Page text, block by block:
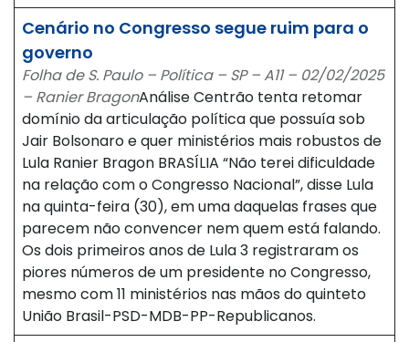
Cenário no Congresso segue ruim para o
governo
Folha de S. Paulo – Política – SP – A11 – 02/02/2025
– Ranier BragonAnálise Centrão tenta retomar
domínio da articulação política que possuía sob
Jair Bolsonaro e quer ministérios mais robustos de
Lula Ranier Bragon BRASÍLIA “Não terei dificuldade
na relação com o Congresso Nacional”, disse Lula
na quinta-feira (30), em uma daquelas frases que
parecem não convencer nem quem está falando.
Os dois primeiros anos de Lula 3 registraram os
piores números de um presidente no Congresso,
mesmo com 11 ministérios nas mãos do quinteto
União Brasil-PSD-MDB-PP-Republicanos.